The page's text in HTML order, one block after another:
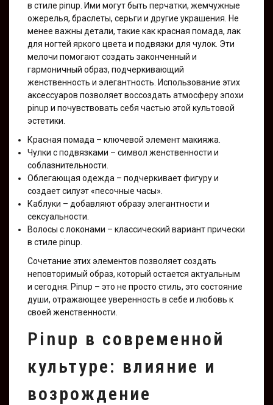
в стиле pinup. Ими могут быть перчатки, жемчужные
ожерелья, браслеты, серьги и другие украшения. Не
менее важны детали, такие как красная помада, лак
для ногтей яркого цвета и подвязки для чулок. Эти
мелочи помогают создать законченный и
гармоничный образ, подчеркивающий
женственность и элегантность. Использование этих
аксессуаров позволяет воссоздать атмосферу эпохи
pinup и почувствовать себя частью этой культовой
эстетики.
Красная помада – ключевой элемент макияжа.
Чулки с подвязками – символ женственности и
соблазнительности.
Облегающая одежда – подчеркивает фигуру и
создает силуэт «песочные часы».
Каблуки – добавляют образу элегантности и
сексуальности.
Волосы с локонами – классический вариант прически
в стиле pinup.
Сочетание этих элементов позволяет создать
неповторимый образ, который остается актуальным
и сегодня. Pinup – это не просто стиль, это состояние
души, отражающее уверенность в себе и любовь к
своей женственности.
Pinup в современной
культуре: влияние и
возрождение